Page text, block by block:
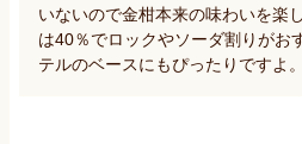
いないので金柑本来の味わいを楽
は40％でロックやソーダ割りがお
テルのベースにもぴったりですよ。